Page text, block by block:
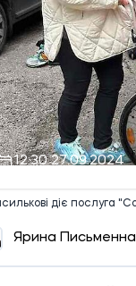
12:30 27.09.2024
діє послуга
Ярина Письменна